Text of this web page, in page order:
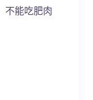
不能吃肥肉